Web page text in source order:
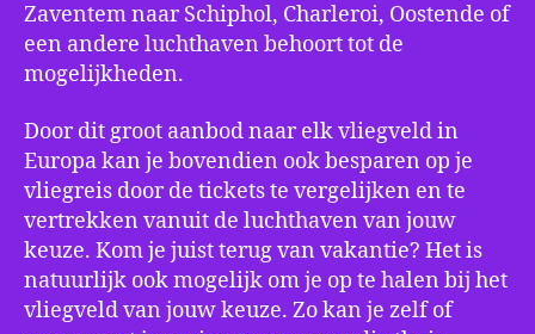
Zaventem naar Schiphol, Charleroi, Oostende of
een andere luchthaven behoort tot de
mogelijkheden.
Door dit groot aanbod naar elk vliegveld in
Europa kan je bovendien ook besparen op je
vliegreis door de tickets te vergelijken en te
vertrekken vanuit de luchthaven van jouw
keuze. Kom je juist terug van vakantie? Het is
natuurlijk ook mogelijk om je op te halen bij het
vliegveld van jouw keuze. Zo kan je zelf of